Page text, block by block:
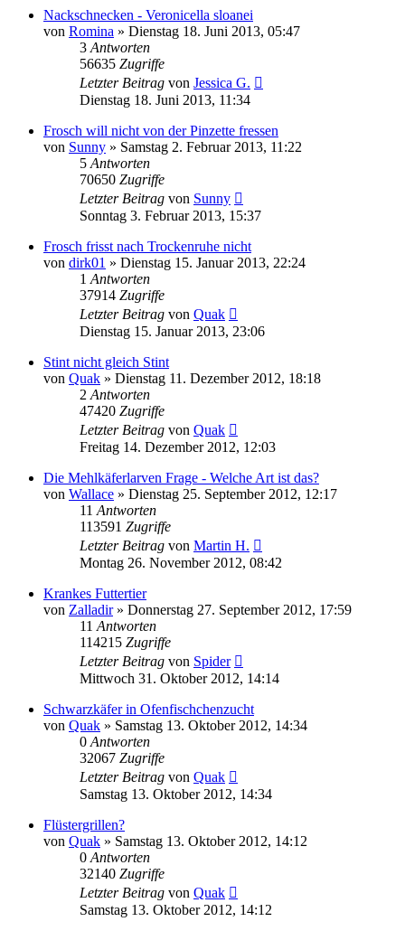
Nackschnecken - Veronicella sloanei
von Romina » Dienstag 18. Juni 2013, 05:47
3 Antworten
56635 Zugriffe
Letzter Beitrag von Jessica G.
Dienstag 18. Juni 2013, 11:34
Frosch will nicht von der Pinzette fressen
von Sunny » Samstag 2. Februar 2013, 11:22
5 Antworten
70650 Zugriffe
Letzter Beitrag von Sunny
Sonntag 3. Februar 2013, 15:37
Frosch frisst nach Trockenruhe nicht
von dirk01 » Dienstag 15. Januar 2013, 22:24
1 Antworten
37914 Zugriffe
Letzter Beitrag von Quak
Dienstag 15. Januar 2013, 23:06
Stint nicht gleich Stint
von Quak » Dienstag 11. Dezember 2012, 18:18
2 Antworten
47420 Zugriffe
Letzter Beitrag von Quak
Freitag 14. Dezember 2012, 12:03
Die Mehlkäferlarven Frage - Welche Art ist das?
von Wallace » Dienstag 25. September 2012, 12:17
11 Antworten
113591 Zugriffe
Letzter Beitrag von Martin H.
Montag 26. November 2012, 08:42
Krankes Futtertier
von Zalladir» Donnerstag 27. September 2012, 17:59
11 Antworten
114215 Zugriffe
Letzter Beitrag von Spider
Mittwoch 31. Oktober 2012, 14:14
Schwarzkäfer in Ofenfischchenzucht
von Quak » Samstag 13. Oktober 2012, 14:34
0 Antworten
32067 Zugriffe
Letzter Beitrag von Quak
Samstag 13. Oktober 2012, 14:34
Flüstergrillen?
von Quak » Samstag 13. Oktober 2012, 14:12
0 Antworten
32140 Zugriffe
Letzter Beitrag von Quak
Samstag 13. Oktober 2012, 14:12